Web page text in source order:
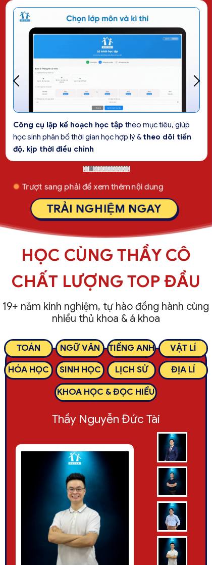
Trượt sang phải để xem thêm nội dung
TRẢI NGHIỆM NGAY
Phòng tự học tạokhông gian học tập trung. Học sinh
có thể tạo cộng đồng cùng nhau học tập,tạo động lực
& kỷ luật mỗi ngày
Thầy Nguyễn Đức Tài
TOÁN TIẾNG ANH VẬT LÍ
NGỮ VĂN
HÓA HỌC SINH HỌC LỊCH SỬ ĐỊA LÍ
HỌC CÙNG THẦY CÔ
CHẤT LƯỢNG TOP ĐẦU
19+ năm kinh nghiệm, tự hào đồng hành cùng
nhiều thủ khoa & á khoa
KHOA HỌC & ĐỌC HIỂU